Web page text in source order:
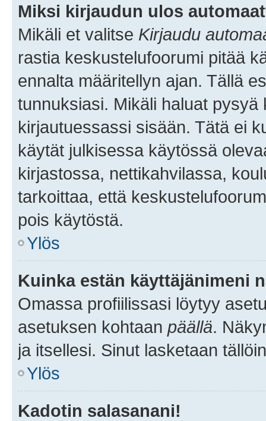
Miksi kirjaudun ulos
Mikäli et valitse Kirjaudu
rastia keskustelufoorumi pitää
ennalta määritellyn ajan. Tällä
tunnuksiasi. Mikäli haluat
kirjautuessassi sisään. Tätä ei
käytät julkisessa käytössä
kirjastossa, nettikahvilassa,
tarkoittaa, että
pois käytöstä.
Ylös
Kuinka estän käyttäjänimeni
Omassa profiilissasi löytyy
asetuksen kohtaan päällä.
ja itsellesi. Sinut lasketaan
Ylös
Kadotin salasanani!